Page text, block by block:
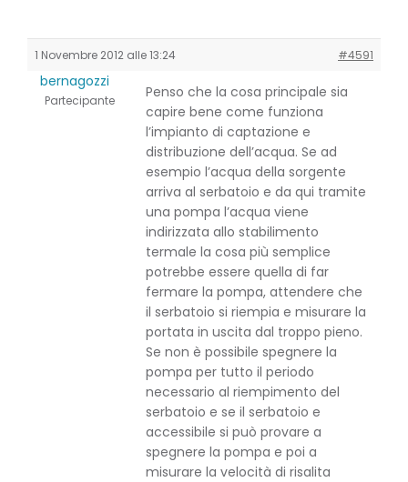
1 Novembre 2012 alle 13:24 #4591
bernagozzi
Partecipante
Penso che la cosa principale sia
capire bene come funziona
l’impianto di captazione e
distribuzione dell’acqua. Se ad
esempio l’acqua della sorgente
arriva al serbatoio e da qui tramite
una pompa l’acqua viene
indirizzata allo stabilimento
termale la cosa più semplice
potrebbe essere quella di far
fermare la pompa, attendere che
il serbatoio si riempia e misurare la
portata in uscita dal troppo pieno.
Se non è possibile spegnere la
pompa per tutto il periodo
necessario al riempimento del
serbatoio e se il serbatoio e
accessibile si può provare a
spegnere la pompa e poi a
misurare la velocità di risalita